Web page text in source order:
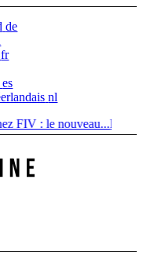
de
fr
es
nl
: le nouveau...Boissons